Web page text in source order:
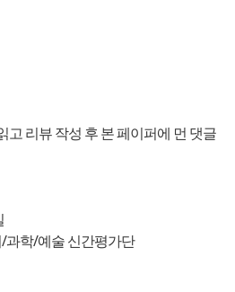
고 리뷰 작성 후 본 페이퍼에 먼 댓글
과학/예술 신간평가단